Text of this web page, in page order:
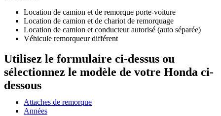
Location de camion et de remorque porte-voiture
Location de camion et de chariot de remorquage
Location de camion et conducteur autorisé (auto séparée)
Véhicule remorqueur différent
Utilisez le formulaire ci-dessus ou
sélectionnez le modèle de votre Honda ci-
dessous
Attaches de remorque
Années